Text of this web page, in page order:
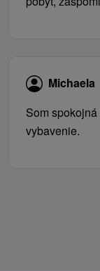
Michaela
Som
vybavenie.